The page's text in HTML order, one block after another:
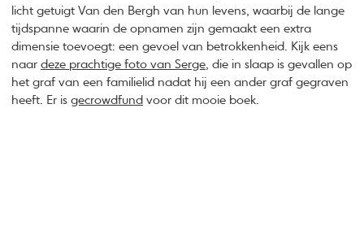
licht getuigt Van den Bergh van hun levens, waarbij de lange
tijdspanne waarin de opnamen zijn gemaakt een extra
dimensie toevoegt: een gevoel van betrokkenheid. Kijk eens
naardeze prachtige foto van Serge , die in slaap is gevallen op
het graf van een familielid nadat hij een ander graf gegraven
heeft. Er isgecrowdfund voor dit mooie boek.